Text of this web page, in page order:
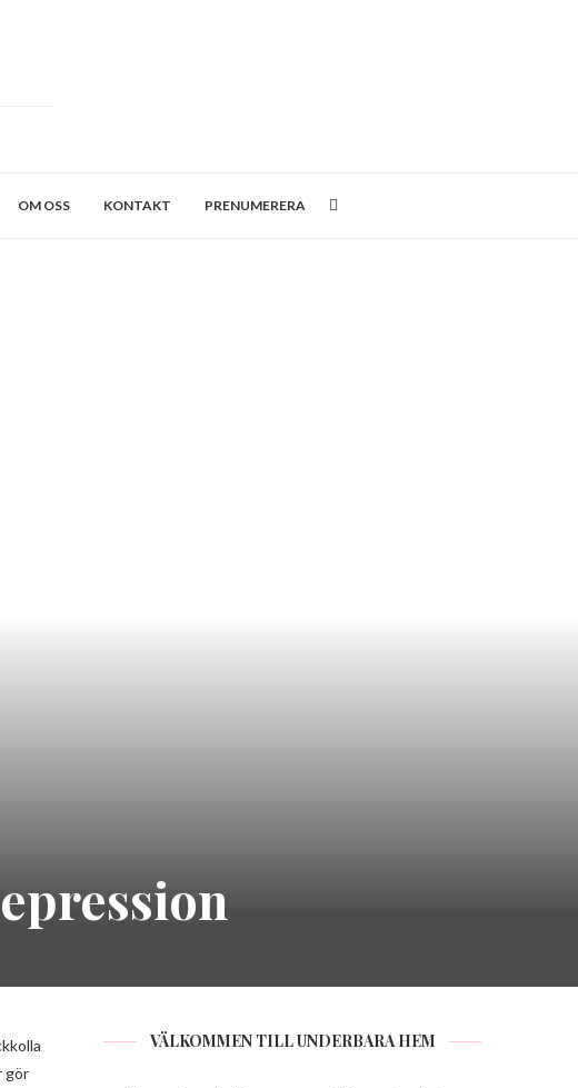
OM OSS KONTAKT PRENUMERERA
gör
VÄLKOMMEN TILL UNDERBARA HEM